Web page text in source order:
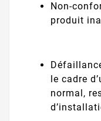
Non-
produit
le cadre
normal,